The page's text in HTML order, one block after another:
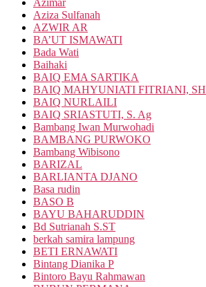
Azimar
Aziza Sulfanah
AZWIR AR
BA’UT ISMAWATI
Bada Wati
Baihaki
BAIQ EMA SARTIKA
BAIQ MAHYUNIATI FITRIANI, SH
BAIQ NURLAILI
BAIQ SRIASTUTI, S. Ag
Bambang Iwan Murwohadi
BAMBANG PURWOKO
Bambang Wibisono
BARIZAL
BARLIANTA DJANO
Basa rudin
BASO B
BAYU BAHARUDDIN
Bd Sutrianah S.ST
berkah samira lampung
BETI ERNAWATI
Bintang Dianika P
Bintoro Bayu Rahmawan